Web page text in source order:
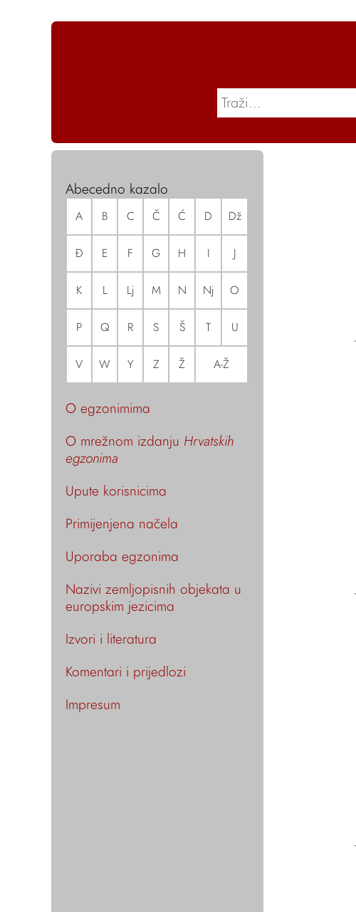
Abecedno kazalo
A B C Č Ć D Dž
Đ E F G H I J
K L Lj M N Nj O
P Q R S Š T U
V W Y Z Ž A-Ž
O egzonimima
O mrežnom izdanju Hrvatskih
egzonima
Upute korisnicima
Primijenjena načela
Uporaba egzonima
Nazivi zemljopisnih objekata u
europskim jezicima
Izvori i literatura
Komentari i prijedlozi
Impresum